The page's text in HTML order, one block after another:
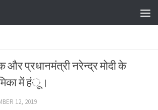
प्रधानमंत्री नरेन्द्र मोदी के
में हंू।
12, 2019